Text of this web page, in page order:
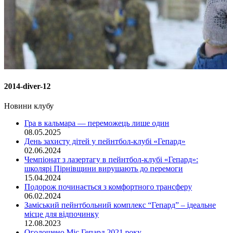
2014-diver-12
Новини клубу
Гра в кальмара — переможець лише один
08.05.2025
День захисту дітей у пейнтбол-клубі «Гепард»
02.06.2024
Чемпіонат з лазертагу в пейнтбол-клубі «Гепард»:
школярі Пірнівщини вирушають до перемоги
15.04.2024
Подорож починається з комфортного трансферу
06.02.2024
Заміський пейнтбольний комплекс “Гепард” – ідеальне
місце для відпочинку
12.08.2023